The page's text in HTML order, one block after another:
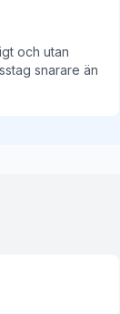
och utan
snarare än